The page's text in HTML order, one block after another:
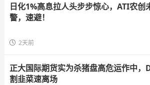
日化1%高息拉人头步步惊心，ATI农创
警，速避！
2天前
正大国际期货实为杀猪盘高危运作中，
割韭菜速离场